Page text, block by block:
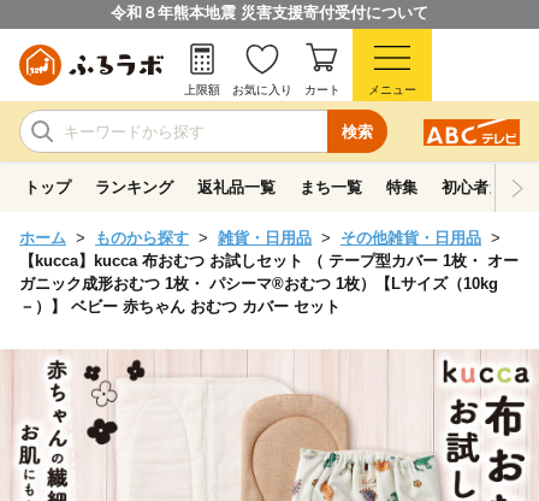
令和８年熊本地震 災害支援寄付受付について
検索
上限額 お気に入り カート メニュー
トップ ランキング 返礼品一覧 まち一覧 特集 初心者ガイド
ホーム ものから探す 雑貨・日用品
その他雑貨・日用品
【kucca】kucca 布おむつ お試しセット （ テープ型カバー 1枚・ オー
ガニック成形おむつ 1枚・ パシーマ®おむつ 1枚）【Lサイズ（10kg
－）】 ベビー 赤ちゃん おむつ カバー セット